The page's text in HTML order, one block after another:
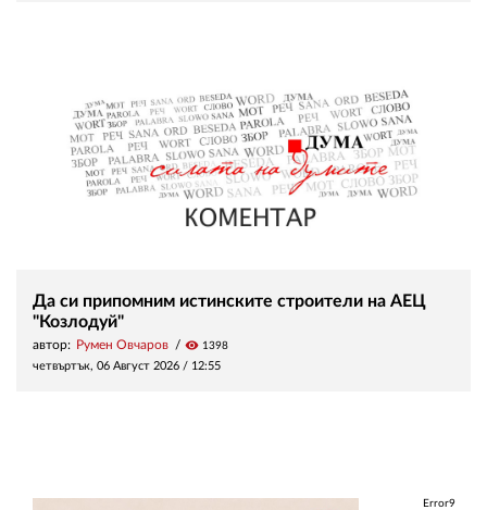
Да си припомним истинските строители на АЕЦ
"Козлодуй"
автор: Румен Овчаров visibility 1398
четвъртък, 06 Август 2026 / 12:55
Error9